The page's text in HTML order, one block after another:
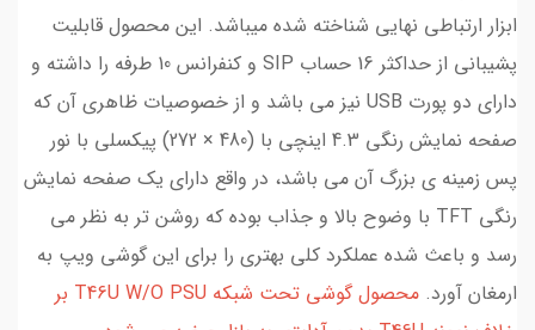
ابزار ارتباطی نهایی شناخته شده میباشد. این محصول قابلیت
پشیبانی از حداکثر 16 حساب SIP و کنفرانس 10 طرفه را داشته و
دارای دو پورت USB نیز می باشد و از خصوصیات ظاهری آن که
صفحه نمایش رنگی 4.3 اینچی با (480 × 272) پیکسلی با نور
پس زمینه ی بزرگ آن می باشد، در واقع دارای یک صفحه نمایش
رنگی TFT با وضوح بالا و جذاب بوده که روشن تر به نظر می
رسد و باعث شده عملکرد کلی بهتری را برای این گوشی ویپ به
ارمغان آورد.
محصول گوشی تحت شبکه T46U W/O PSU بر